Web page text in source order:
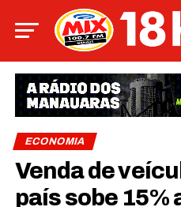
ECONOMIA
Venda de
país sobe 15%